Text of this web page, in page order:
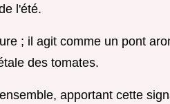
l'été.
; il agit comme un pont
des tomates.
apportant cette